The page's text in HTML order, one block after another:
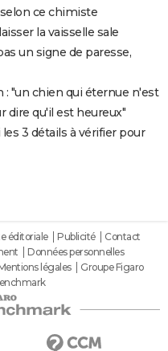
ce chimiste
la vaisselle sale
un signe de paresse,
: "un chien qui éternue n'est
dire qu'il est heureux"
3 détails à vérifier pour
éditoriale Publicité
Contact
Données personnelles
légales
Groupe Figaro